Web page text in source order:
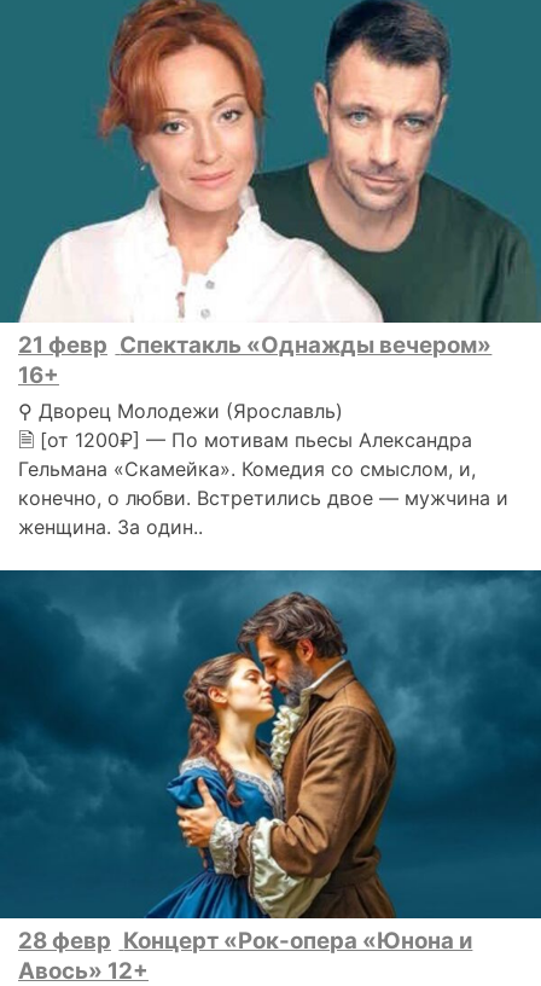
21 февр Спектакль «Однажды вечером»
16+
⚲ Дворец Молодежи (Ярославль)
🗎 [от 1200₽] — По мотивам пьесы Александра
Гельмана «Скамейка». Комедия со смыслом, и,
конечно, о любви. Встретились двое — мужчина и
женщина. За один..
28 февр Концерт «Рок-опера «Юнона и
Авось» 12+